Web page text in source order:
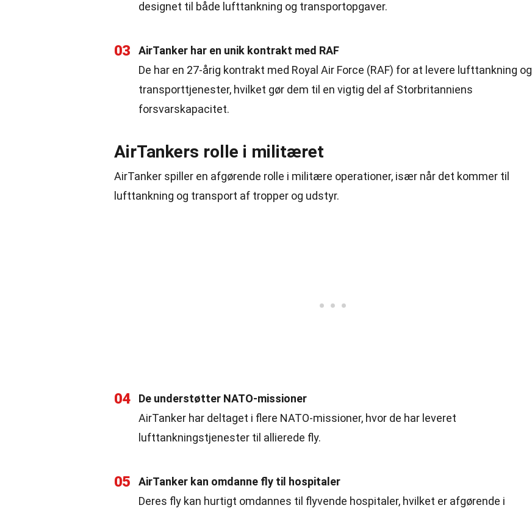
designet til både lufttankning og transportopgaver.
03
AirTanker har en unik kontrakt med RAF
De har en 27-årig kontrakt med Royal Air Force (RAF) for at levere lufttankning og
transporttjenester, hvilket gør dem til en vigtig del af Storbritanniens
forsvarskapacitet.
AirTankers rolle i militæret
AirTanker spiller en afgørende rolle i militære operationer, især når det kommer til
lufttankning og transport af tropper og udstyr.
04
De understøtter NATO-missioner
AirTanker har deltaget i flere NATO-missioner, hvor de har leveret
lufttankningstjenester til allierede fly.
05
AirTanker kan omdanne fly til hospitaler
Deres fly kan hurtigt omdannes til flyvende hospitaler, hvilket er afgørende i